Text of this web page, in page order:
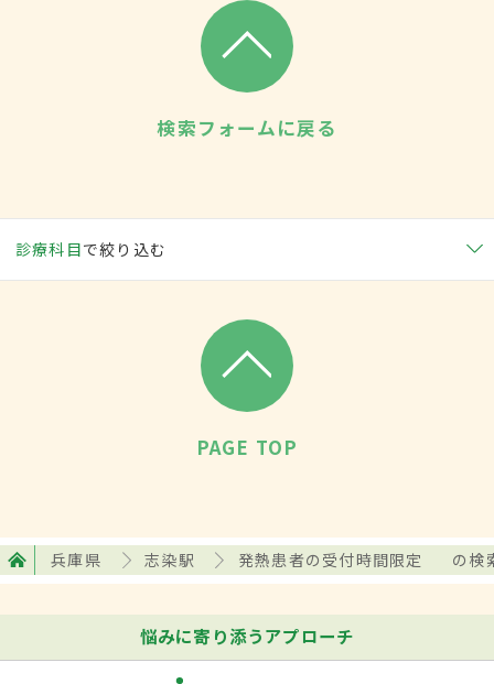
検索フォームに戻る
診療科目で絞り込む
PAGE TOP
兵庫県 志染駅 発熱患者の受付時間限定 の検
悩みに寄り添うアプローチ